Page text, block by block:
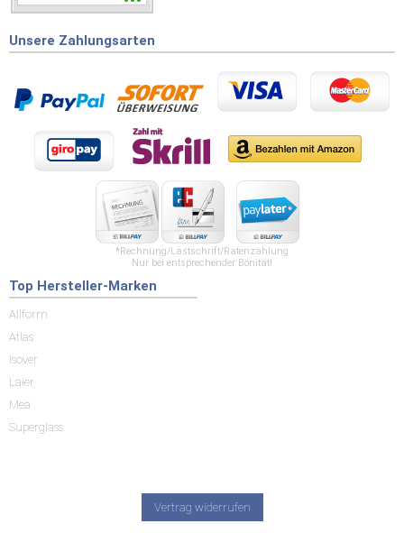
Unsere Zahlungsarten
*Rechnung/Lastschrift/Ratenzahlung
Nur bei entsprechender Bonität!
Top Hersteller-Marken
Allform
Atlas
Isover
Laier
Mea
Superglass
Vertrag widerrufen